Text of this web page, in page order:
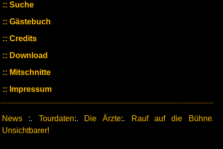
Suche
Gästebuch
Credits
Download
Mitschnitte
Impressum
News :. Tourdaten:. Die Ärzte:.
Rauf auf die Bühne,
Unsichtbarer!